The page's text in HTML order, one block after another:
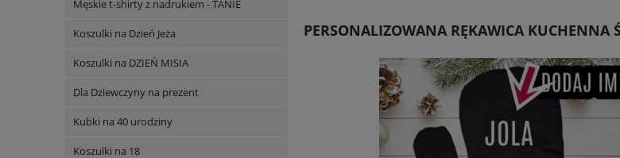
Męskie t-shirty z nadrukiem - TANIE
Koszulki na Dzień Jeża
Koszulki na DZIEŃ MISIA
Dla Dziewczyny na prezent
Kubki na 40 urodziny
Koszulki na 18
PERSONALIZOWANA RĘKAWICA KUCHENNA